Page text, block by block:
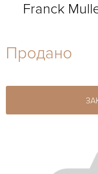
27-44
27-44
Franck
Продано